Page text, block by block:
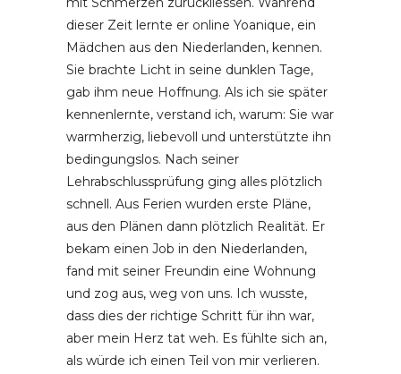
dieser Zeit lernte er online Yoanique, ein
Mädchen aus den Niederlanden, kennen.
Sie brachte Licht in seine dunklen Tage,
gab ihm neue Hoffnung. Als ich sie später
kennenlernte, verstand ich, warum: Sie war
warmherzig, liebevoll und unterstützte ihn
bedingungslos. Nach seiner
Lehrabschlussprüfung ging alles plötzlich
schnell. Aus Ferien wurden erste Pläne,
aus den Plänen dann plötzlich Realität. Er
bekam einen Job in den Niederlanden,
fand mit seiner Freundin eine Wohnung
und zog aus, weg von uns. Ich wusste,
dass dies der richtige Schritt für ihn war,
aber mein Herz tat weh. Es fühlte sich an,
als würde ich einen Teil von mir verlieren.